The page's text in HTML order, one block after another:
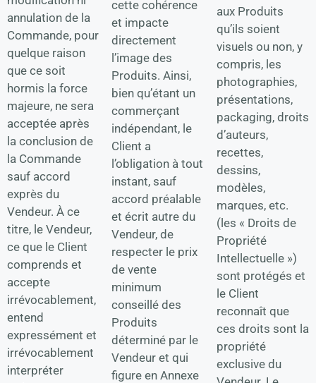
annulation de la
Commande, pour
quelque raison
que ce soit
hormis la force
majeure, ne sera
acceptée après
la conclusion de
la Commande
sauf accord
exprès du
Vendeur. À ce
titre, le Vendeur,
ce que le Client
comprends et
accepte
irrévocablement,
entend
expressément et
irrévocablement
interpréter
cette cohérence
et impacte
directement
l’image des
Produits. Ainsi,
bien qu’étant un
commerçant
indépendant, le
Client a
l’obligation à tout
instant, sauf
accord préalable
et écrit autre du
Vendeur, de
respecter le prix
de vente
minimum
conseillé des
Produits
déterminé par le
Vendeur et qui
figure en Annexe
aux Produits
qu’ils soient
visuels ou non, y
compris, les
photographies,
présentations,
packaging, droits
d’auteurs,
recettes,
dessins,
modèles,
marques, etc.
(les « Droits de
Propriété
Intellectuelle »)
sont protégés et
le Client
reconnaît que
ces droits sont la
propriété
exclusive du